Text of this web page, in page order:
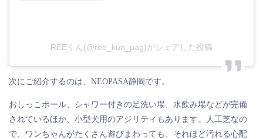
REEくん(@ree_kun_pag)がシェアした投稿
次にご紹介するのは、NEOPASA静岡です。
おしっこポール、シャワー付きの足洗い場、水飲み場などが完備
されているほか、小型犬用のアジリティもあります。人工芝なの
で、ワンちゃんがたくさん遊びまわっても、それほど汚れる心配